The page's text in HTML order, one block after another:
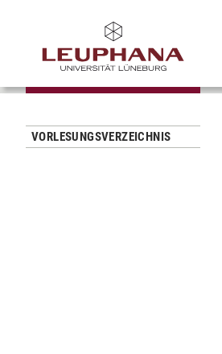
VORLESUNGSVERZEICHNIS